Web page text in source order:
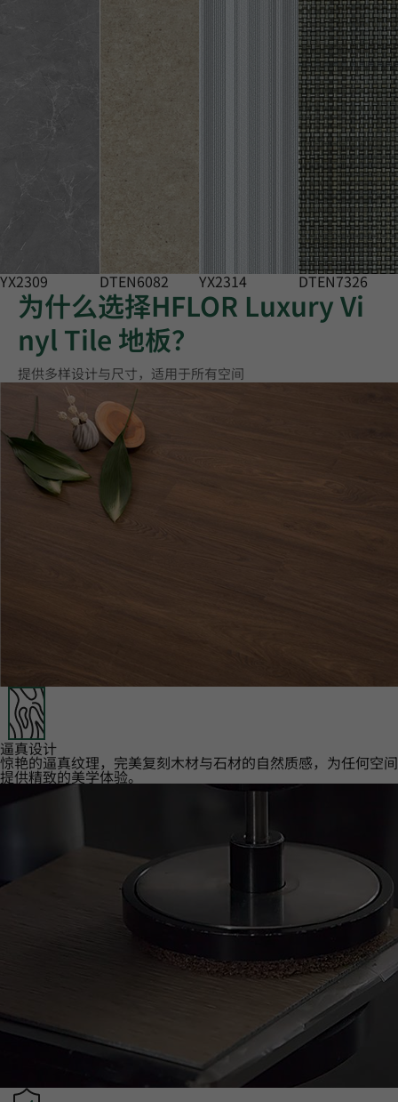
YX2309 DTEN6082 YX2314 DTEN7326
为什么选择HFLOR Luxury Vi
nyl Tile 地板？
提供多样设计与尺寸，适用于所有空间
逼真设计‌
惊艳的逼真纹理，完美复刻木材与石材的自然质感，为任何空间
提供精致的美学体验。